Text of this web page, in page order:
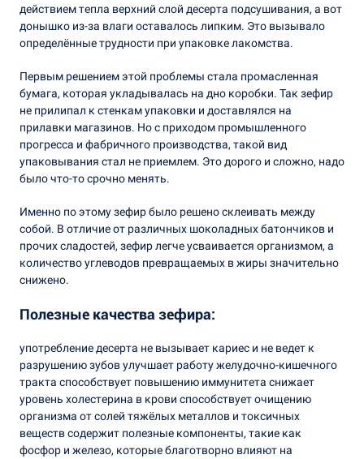
действием тепла верхний слой десерта подсушивания, а вот
донышко из-за влаги оставалось липким. Это вызывало
определённые трудности при упаковке лакомства.
Первым решением этой проблемы стала промасленная
бумага, которая укладывалась на дно коробки. Так зефир
не прилипал к стенкам упаковки и доставлялся на
прилавки магазинов. Но с приходом промышленного
прогресса и фабричного производства, такой вид
упаковывания стал не приемлем. Это дорого и сложно, надо
было что-то срочно менять.
Именно по этому зефир было решено склеивать между
собой. В отличие от различных шоколадных батончиков и
прочих сладостей, зефир легче усваивается организмом, а
количество углеводов превращаемых в жиры значительно
снижено.
Полезные качества зефира:
употребление десерта не вызывает кариес и не ведет к
разрушению зубов улучшает работу желудочно-кишечного
тракта способствует повышению иммунитета снижает
уровень холестерина в крови способствует очищению
организма от солей тяжёлых металлов и токсичных
веществ содержит полезные компоненты, такие как
фосфор и железо, которые благотворно влияют на